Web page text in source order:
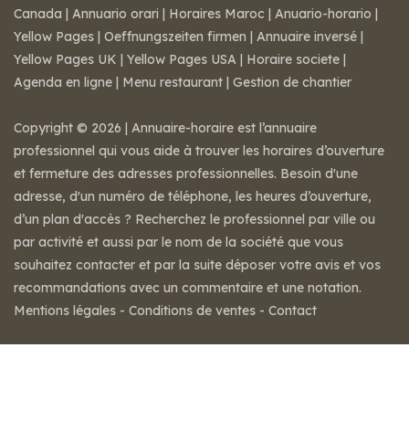
Canada | Annuario orari | Horaires Maroc | Anuario-horario |
Yellow Pages | Oeffnungszeiten firmen | Annuaire inversé |
Yellow Pages UK | Yellow Pages USA | Horaire societe |
Agenda en ligne | Menu restaurant | Gestion de chantier
Copyright © 2026 | Annuaire-horaire est l’annuaire
professionnel qui vous aide à trouver les horaires d’ouverture
et fermeture des adresses professionnelles. Besoin d'une
adresse, d'un numéro de téléphone, les heures d’ouverture,
d’un plan d'accès ? Recherchez le professionnel par ville ou
par activité et aussi par le nom de la société que vous
souhaitez contacter et par la suite déposer votre avis et vos
recommandations avec un commentaire et une notation.
Mentions légales - Conditions de ventes - Contact